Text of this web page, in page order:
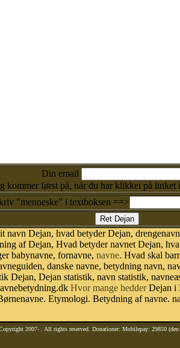
Din email
kommer først på, når du har klikket på linket
"menneske" i textboksen ==>
Dejan, hvad betyder Dejan,
af Dejan, Hvad betyder navnet Dejan,
babynavne, fornavne, navne. Hvad skal
danske navne, betydning navn,
Dejan, Dejan statistik, navn statistik,
Hvor mange hedderDejan i
Etymologi. Betydning af navne.
2007- . All rights reserved. Donationer: Mobilepay: 29850